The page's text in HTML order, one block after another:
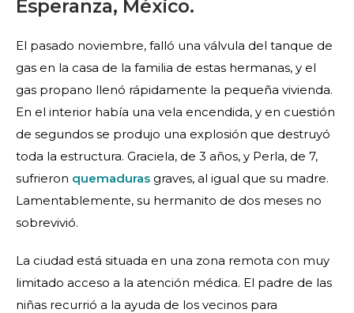
Esperanza, México.
El pasado noviembre, falló una válvula del tanque de
gas en la casa de la familia de estas hermanas, y el
gas propano llenó rápidamente la pequeña vivienda.
En el interior había una vela encendida, y en cuestión
de segundos se produjo una explosión que destruyó
toda la estructura. Graciela, de 3 años, y Perla, de 7,
sufrieron quemaduras graves, al igual que su madre.
Lamentablemente, su hermanito de dos meses no
sobrevivió.
La ciudad está situada en una zona remota con muy
limitado acceso a la atención médica. El padre de las
niñas recurrió a la ayuda de los vecinos para